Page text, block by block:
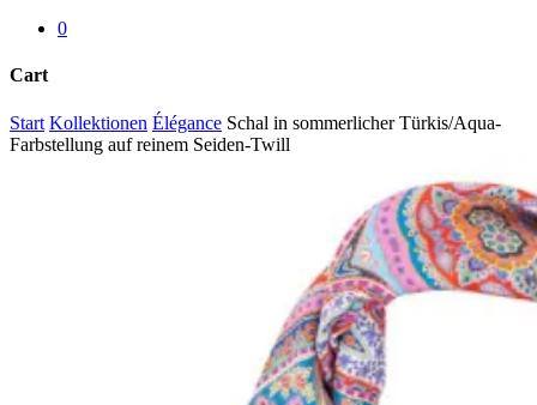
0
Cart
Close
Cart
Start Kollektionen Élégance Schal in sommerlicher Türkis/Aqua-
Farbstellung auf reinem Seiden-Twill